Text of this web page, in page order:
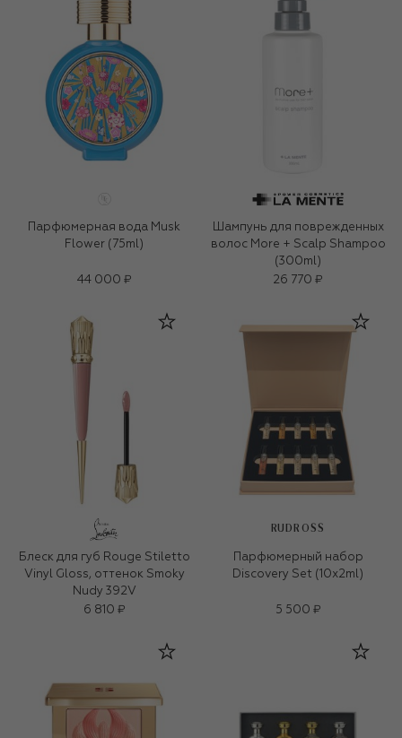
Парфюмерная вода Musk
Flower (75ml)
44 000 ₽
Шампунь для поврежденных
волос More + Scalp Shampoo
(300ml)
26 770 ₽
Блеск для губ Rouge Stiletto
Vinyl Gloss, оттенок Smoky
Nudy 392V
6 810 ₽
RUDROSS
Парфюмерный набор
Discovery Set (10x2ml)
5 500 ₽